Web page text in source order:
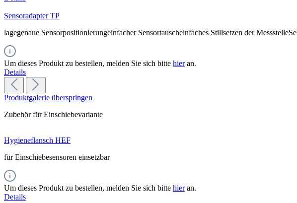
Sensoradapter TP
lagegenaue Sensorpositionierungeinfacher Sensortauscheinfaches Stillsetzen der
Um dieses Produkt zu bestellen, melden Sie sich bitte hieran.
Details
Produktgalerie überspringen
Zubehör für Einschiebevariante
Hygieneflansch HEF
für Einschiebesensoren einsetzbar
Um dieses Produkt zu bestellen, melden Sie sich bitte hieran.
Details